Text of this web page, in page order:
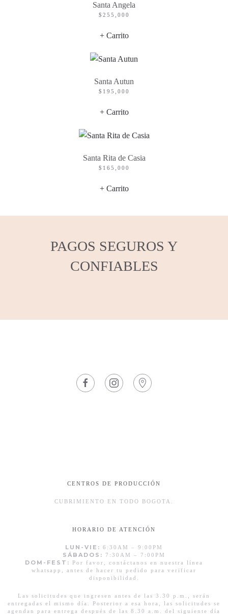
Santa Angela
$ 255,000
+ Carrito
Santa Autun
$ 195,000
+ Carrito
Santa Rita de Casia
$ 165,000
+ Carrito
PAGOS SEGUROS Y
CONFIABLES
CENTROS DE PRODUCCIÓN
CUBRIMIENTO EN TODO BOGOTA.
HORARIO DE ATENCIÓN
LUN-VIE: 6:30AM – 9:00PM
SÁBADOS: 7:30AM – 7:00PM
DOM-FEST:
Por favor, contáctanos en nuestra línea
whatsapp, antes de hacer tu pedido para verificar
disponibilidad.
Las solicitudes que ingresen antes de las 3.30 p.m., serán
entregadas el mismo día. Posterior a esa hora, las solicitudes se
agendan para entrega después de las 8.30 a.m. del siguiente día